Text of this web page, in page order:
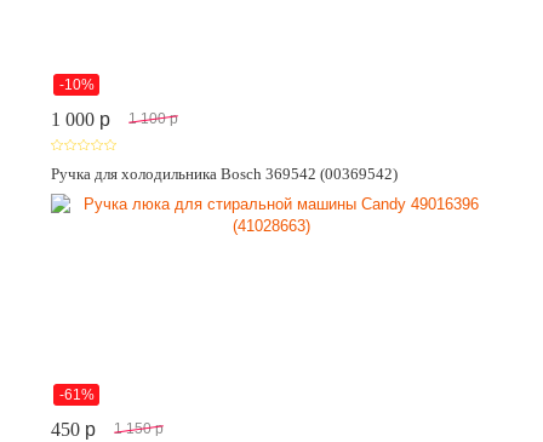
-10%
1 000 p 1 100 p
Ручка для холодильника Bosch 369542 (00369542)
-61%
450 p 1 150 p